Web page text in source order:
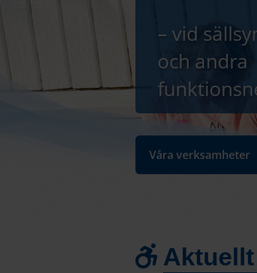
– vid
och andra
Våra verksamheter